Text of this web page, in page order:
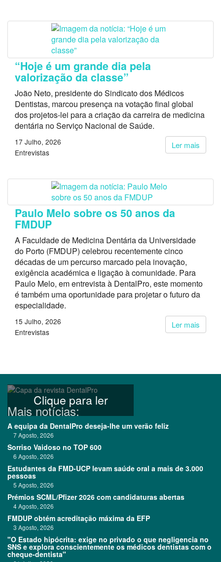
“Hoje é um grande dia pela
valorização da classe”
João Neto, presidente do Sindicato dos Médicos
Dentistas, marcou presença na votação final global
dos projetos-lei para a criação da carreira de medicina
dentária no Serviço Nacional de Saúde.
Ler mais
17 Julho, 2026
Entrevistas
Paulo Melo sobre os 50 anos da
FMDUP
A Faculdade de Medicina Dentária da Universidade
do Porto (FMDUP) celebrou recentemente cinco
décadas de um percurso marcado pela inovação,
exigência académica e ligação à comunidade. Para
Paulo Melo, em entrevista à DentalPro, este momento
é também uma oportunidade para projetar o futuro da
especialidade.
Ler mais
15 Julho, 2026
Entrevistas
Clique para ler
Mais notícias:
A equipa da DentalPro deseja-lhe um verão feliz
7 Agosto, 2026
Sorriso Vaidoso no TOP 600
6 Agosto, 2026
Estudantes da FMD-UCP levam saúde oral a mais de 3.000
pessoas
5 Agosto, 2026
Prémios SCML/Pfizer 2026 com candidaturas abertas
4 Agosto, 2026
FMDUP obtém acreditação máxima da EFP
3 Agosto, 2026
"O Estado hipócrita: exige no privado o que negligencia no
SNS e explora conscientemente os médicos dentistas com o
cheque-dentista"